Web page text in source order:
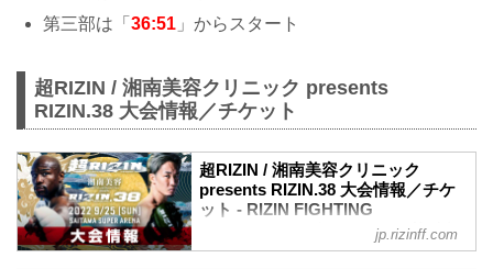
第三部は「 36:51 」からスタート
超RIZIN / 湘南美容クリニック presents
RIZIN.38 大会情報／チケット
超RIZIN / 湘南美容クリニック
presents RIZIN.38 大会情報／チケ
ット - RIZIN FIGHTING
FEDERATION オフィシャルサイト
jp.rizinff.com